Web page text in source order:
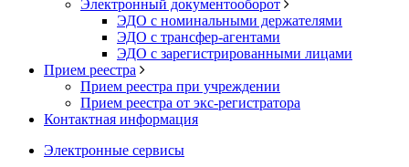
Электронный документооборот
ЭДО с номинальными держателями
ЭДО с трансфер-агентами
ЭДО с зарегистрированными лицами
Прием реестра
Прием реестра при учреждении
Прием реестра от экс-регистратора
Контактная информация
Электронные сервисы